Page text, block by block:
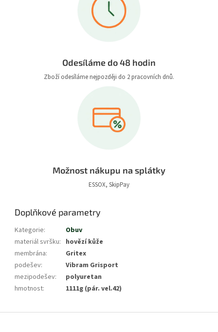
Odesíláme do 48 hodin
Zboží odesíláme nejpozději do 2 pracovních dnů.
Možnost nákupu na splátky
ESSOX, SkipPay
Doplňkové parametry
Kategorie:
Obuv
materiál svršku: hovězí kůže
membrána:
Gritex
podešev:
Vibram Grisport
mezipodešev:
polyuretan
hmotnost: 1111g (pár. vel.42)